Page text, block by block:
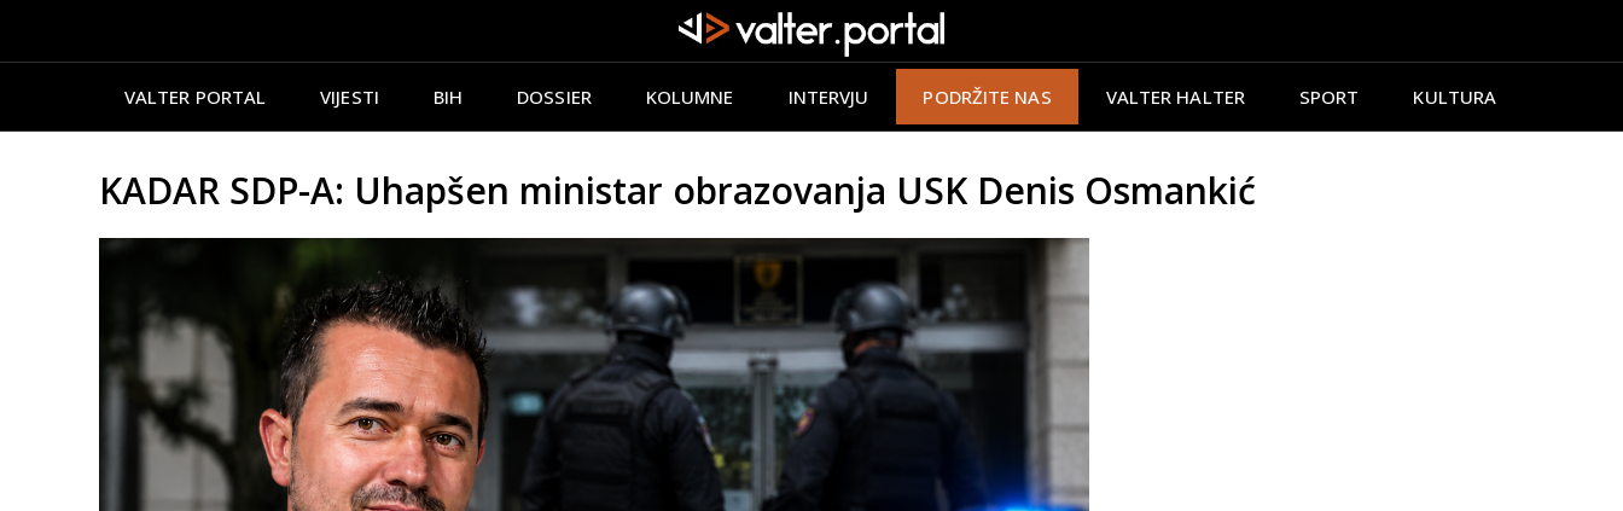
VALTER PORTAL VIJESTI BIH DOSSIER KOLUMNE INTERVJU PODRŽITE NAS VALTER HALTER SPORT KULTURA
KADAR SDP-A: Uhapšen ministar obrazovanja USK Denis Osmankić